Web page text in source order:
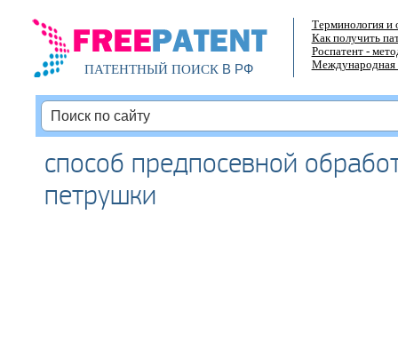
ПАТЕНТНЫЙ ПОИСКВ РФ
Терминология и
Как получить
Роспатент -
Международная
способ предпосевной
петрушки